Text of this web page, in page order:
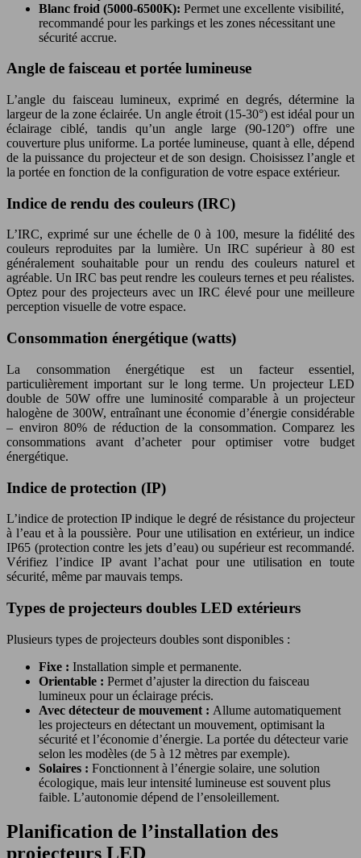
Blanc froid (5000-6500K): Permet une excellente visibilité,
recommandé pour les parkings et les zones nécessitant une
sécurité accrue.
Angle de faisceau et portée lumineuse
L’angle du faisceau lumineux, exprimé en degrés, détermine la
largeur de la zone éclairée. Un angle étroit (15-30°) est idéal pour un
éclairage ciblé, tandis qu’un angle large (90-120°) offre une
couverture plus uniforme. La portée lumineuse, quant à elle, dépend
de la puissance du projecteur et de son design. Choisissez l’angle et
la portée en fonction de la configuration de votre espace extérieur.
Indice de rendu des couleurs (IRC)
L’IRC, exprimé sur une échelle de 0 à 100, mesure la fidélité des
couleurs reproduites par la lumière. Un IRC supérieur à 80 est
généralement souhaitable pour un rendu des couleurs naturel et
agréable. Un IRC bas peut rendre les couleurs ternes et peu réalistes.
Optez pour des projecteurs avec un IRC élevé pour une meilleure
perception visuelle de votre espace.
Consommation énergétique (watts)
La consommation énergétique est un facteur essentiel,
particulièrement important sur le long terme. Un projecteur LED
double de 50W offre une luminosité comparable à un projecteur
halogène de 300W, entraînant une économie d’énergie considérable
– environ 80% de réduction de la consommation. Comparez les
consommations avant d’acheter pour optimiser votre budget
énergétique.
Indice de protection (IP)
L’indice de protection IP indique le degré de résistance du projecteur
à l’eau et à la poussière. Pour une utilisation en extérieur, un indice
IP65 (protection contre les jets d’eau) ou supérieur est recommandé.
Vérifiez l’indice IP avant l’achat pour une utilisation en toute
sécurité, même par mauvais temps.
Types de projecteurs doubles LED extérieurs
Plusieurs types de projecteurs doubles sont disponibles :
Fixe : Installation simple et permanente.
Orientable : Permet d’ajuster la direction du faisceau
lumineux pour un éclairage précis.
Avec détecteur de mouvement : Allume automatiquement
les projecteurs en détectant un mouvement, optimisant la
sécurité et l’économie d’énergie. La portée du détecteur varie
selon les modèles (de 5 à 12 mètres par exemple).
Solaires : Fonctionnent à l’énergie solaire, une solution
écologique, mais leur intensité lumineuse est souvent plus
faible. L’autonomie dépend de l’ensoleillement.
Planification de l’installation des
projecteurs LED